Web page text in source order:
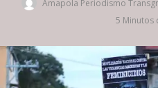
Amapola Periodismo
5 Minutos